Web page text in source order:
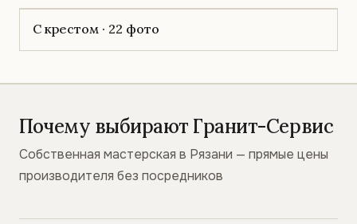
С крестом · 22 фото
Почему выбирают Гранит-Сервис
Собственная мастерская в Рязани — прямые цены
производителя без посредников